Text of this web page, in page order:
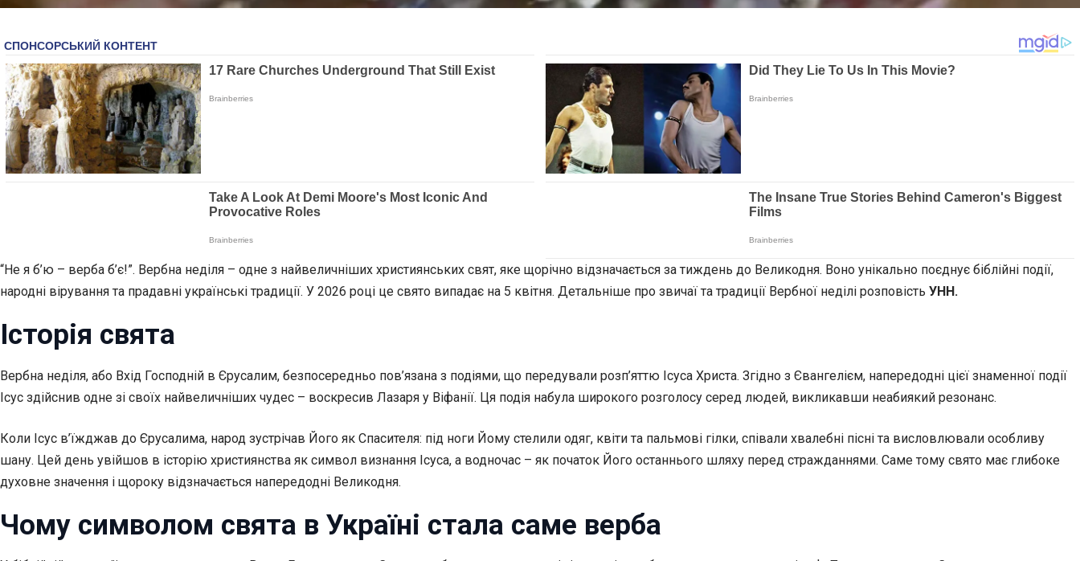
“Не я б’ю – верба б’є!”. Вербна неділя – одне з найвеличніших християнських свят, яке щорічно відзначається за тиждень до Великодня. Воно унікально поєднує біблійні події,
народні вірування та прадавні українські традиції. У 2026 році це свято випадає на 5 квітня. Детальніше про звичаї та традиції Вербної неділі розповість УНН.
Історія свята
Вербна неділя, або Вхід Господній в Єрусалим, безпосередньо пов’язана з подіями, що передували розп’яттю Ісуса Христа. Згідно з Євангелієм, напередодні цієї знаменної події
Ісус здійснив одне зі своїх найвеличніших чудес – воскресив Лазаря у Віфанії. Ця подія набула широкого розголосу серед людей, викликавши неабиякий резонанс.
Коли Ісус в’їжджав до Єрусалима, народ зустрічав Його як Спасителя: під ноги Йому стелили одяг, квіти та пальмові гілки, співали хвалебні пісні та висловлювали особливу
шану. Цей день увійшов в історію християнства як символ визнання Ісуса, а водночас – як початок Його останнього шляху перед стражданнями. Саме тому свято має глибоке
духовне значення і щороку відзначається напередодні Великодня.
Чому символом свята в Україні стала саме верба